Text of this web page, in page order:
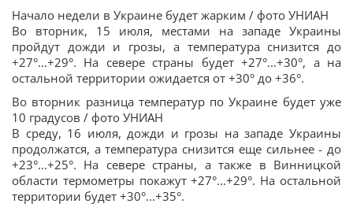
Начало недели в Украине будет жарким / фото УНИАН
Во вторник, 15 июля, местами на западе Украины
пройдут дожди и грозы, а температура снизится до
+27°...+29°. На севере страны будет +27°...+30°, а на
остальной территории ожидается от +30° до +36°.
Во вторник разница температур по Украине будет уже
10 градусов / фото УНИАН
В среду, 16 июля, дожди и грозы на западе Украины
продолжатся, а температура снизится еще сильнее - до
+23°...+25°. На севере страны, а также в Винницкой
области термометры покажут +27°...+29°. На остальной
территории будет +30°...+35°.